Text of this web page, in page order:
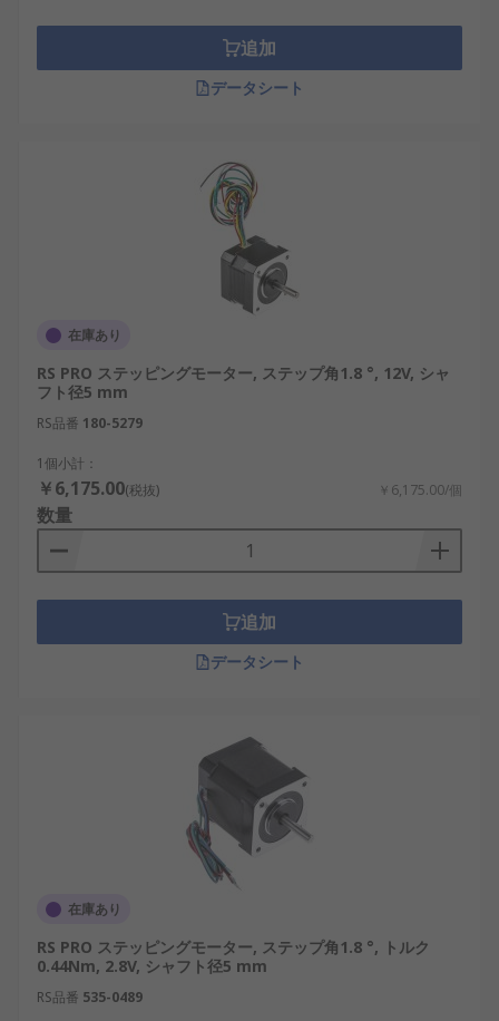
ステッピングモーターの種
類
の3種類に分類できます。それぞれに
特徴があり、用途によって適切な使い分けが必要で
ステッピングモーターの用
途
これらのデバイスは主に位置決め精度が要求される
用途で使用されます。用途例：
医療機器・
製造装置
分析機器
監視カメラ
追加
データシート
在庫あり
RS PRO ステッピングモーター, ステップ角1.8 °, 12V, シャ
フト径5 mm
RS品番 180-5279
1個小計：
￥6,175.00(税抜) ￥6,175.00/個
数量
追加
データシート
在庫あり
RS PRO ステッピングモーター, ステップ角1.8 °, トルク
0.44Nm, 2.8V, シャフト径5 mm
RS品番 535-0489